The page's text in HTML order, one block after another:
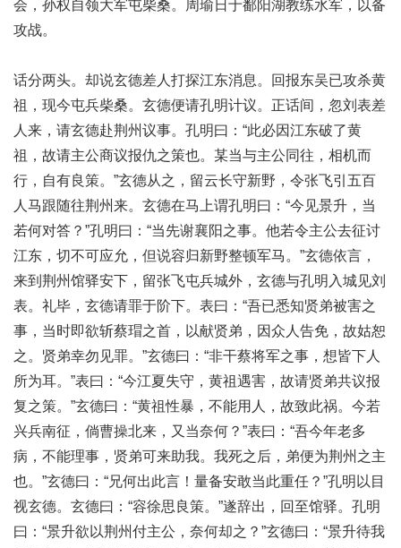
会，孙权自领大军屯柴桑。周瑜日于鄱阳湖教练水军，以备
攻战。
话分两头。却说玄德差人打探江东消息。回报东吴已攻杀黄
祖，现今屯兵柴桑。玄德便请孔明计议。正话间，忽刘表差
人来，请玄德赴荆州议事。孔明曰：“此必因江东破了黄
祖，故请主公商议报仇之策也。某当与主公同往，相机而
行，自有良策。”玄德从之，留云长守新野，令张飞引五百
人马跟随往荆州来。玄德在马上谓孔明曰：“今见景升，当
若何对答？”孔明曰：“当先谢襄阳之事。他若令主公去征讨
江东，切不可应允，但说容归新野整顿军马。”玄德依言，
来到荆州馆驿安下，留张飞屯兵城外，玄德与孔明入城见刘
表。礼毕，玄德请罪于阶下。表曰：“吾已悉知贤弟被害之
事，当时即欲斩蔡瑁之首，以献贤弟，因众人告免，故姑恕
之。贤弟幸勿见罪。”玄德曰：“非干蔡将军之事，想皆下人
所为耳。”表曰：“今江夏失守，黄祖遇害，故请贤弟共议报
复之策。”玄德曰：“黄祖性暴，不能用人，故致此祸。今若
兴兵南征，倘曹操北来，又当奈何？”表曰：“吾今年老多
病，不能理事，贤弟可来助我。我死之后，弟便为荆州之主
也。”玄德曰：“兄何出此言！量备安敢当此重任？”孔明以目
视玄德。玄德曰：“容徐思良策。”遂辞出，回至馆驿。孔明
曰：“景升欲以荆州付主公，奈何却之？”玄德曰：“景升待我